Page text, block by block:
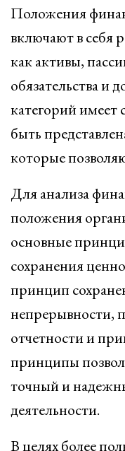
Положения
включают в себя
как активы,
обязательства и
категорий
быть
которые
Для анализа
положения
основные
сохранения
принцип
непрерывности,
отчетности и
принципы
точный и
деятельности.
В целях более